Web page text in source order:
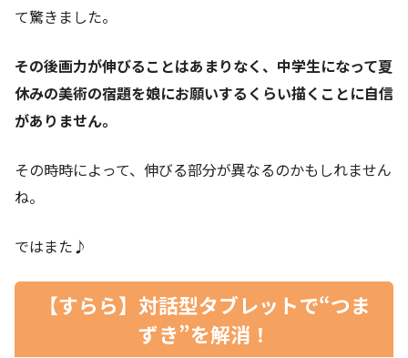
て驚きました。
その後画力が伸びることはあまりなく、中学生になって夏
休みの美術の宿題を娘にお願いするくらい描くことに自信
がありません。
その時時によって、伸びる部分が異なるのかもしれません
ね。
ではまた♪
【すらら】対話型タブレットで“つま
ずき”を解消！